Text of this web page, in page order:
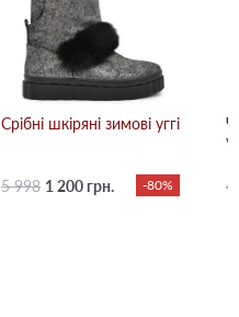
Срібні шкіряні зимові уггі
5 998 1 200 грн. -80% 4